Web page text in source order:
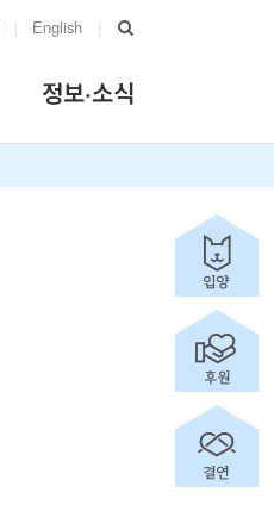
| English |
정보·소식